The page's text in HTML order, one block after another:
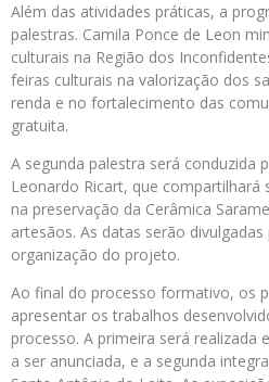
Além das atividades práticas, a
palestras. Camila Ponce de Leon
culturais na Região dos
feiras culturais na valorização dos
renda e no fortalecimento das
gratuita.
A segunda palestra será conduzida
Leonardo Ricart, que compartilhará
na preservação da Cerâmica
artesãos. As datas serão
organização do projeto.
Ao final do processo formativo, os
apresentar os trabalhos
processo. A primeira será realizada
a ser anunciada, e a segunda